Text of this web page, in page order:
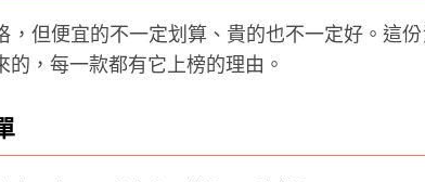
，但便宜的不一定划算、貴的也不一定好。這
的，每一款都有它上榜的理由。